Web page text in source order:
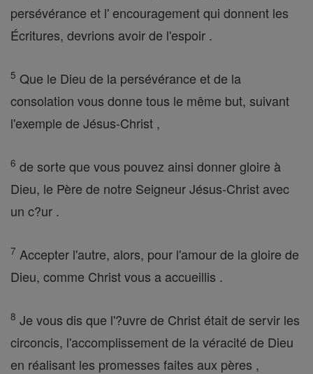
persévérance et l' encouragement qui donnent les
Écritures, devrions avoir de l'espoir .
5 Que le Dieu de la persévérance et de la
consolation vous donne tous le même but, suivant
l'exemple de Jésus-Christ ,
6 de sorte que vous pouvez ainsi donner gloire à
Dieu, le Père de notre Seigneur Jésus-Christ avec
un c?ur .
7 Accepter l'autre, alors, pour l'amour de la gloire de
Dieu, comme Christ vous a accueillis .
8 Je vous dis que l'?uvre de Christ était de servir les
circoncis, l'accomplissement de la véracité de Dieu
en réalisant les promesses faites aux pères ,